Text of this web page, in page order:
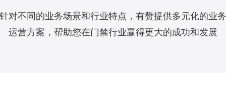
针对不同的业务场景和行业特点，有赞提供多元化的业务
运营方案，帮助您在门禁行业赢得更大的成功和发展